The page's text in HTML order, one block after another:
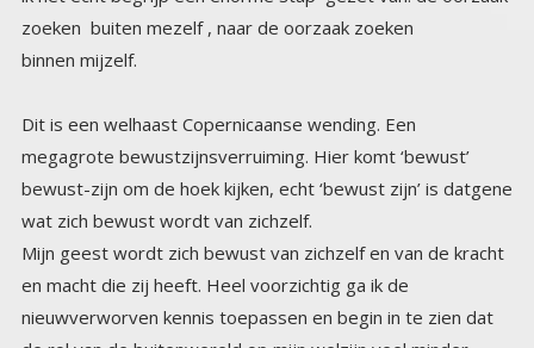
binnen mijzelf.
Dit is een welhaast Copernicaanse wending. Een
megagrote bewustzijnsverruiming. Hier komt ‘bewust’
bewust-zijn om de hoek kijken, echt ‘bewust zijn’ is datgene
wat zich bewust wordt van zichzelf.
Mijn geest wordt zich bewust van zichzelf en van de kracht
en macht die zij heeft. Heel voorzichtig ga ik de
nieuwverworven kennis toepassen en begin in te zien dat
de rol van de buitenwereld op mijn welzijn veel minder
groot is dan ik aanvankelijk dacht. Ik wend me dan ook
steeds vaker af van deze buitenwereld voor afleiding, doe
mijn tv de deur uit, en keer me vaker naar binnen. Ik
mediteer regelmatig. Op het moment dat ik ziek wordt, ga
ik naast het kijken naar eventuele oorzaken van buiten
(heerst er een griepepidemie?) vrij snel op onderzoek in
mijzelf. Wat in mij veroorzaakt deze ziekte? Ik vind alle
materiele zaken die ik voorheen genezende of gezondheid-
brengende kracht toedichtte, minder belangrijk. Ik word
me steeds bewuster van de invloed van immateriële zaken
zoals mijn gedachten, emoties, vastzittende patronen,
oude onopgeruimde zaken etc etc op mijn gezondheid. Ik
span me in om mijn geest te zuiveren zodat mijn lichaam
daarvan de vruchten mag plukken. Maar op dat moment zie
ik ziekte nog wel als een ‘ongewenste’ situatie, die ik wil
‘oplossen’. Dus ik ga in mezelf aan de slag. In deze zelfde
fase, die in mijn geval een aantal jaren duurt word ik me
langzamerhand ook bewust van mijn houding naar de
wereld, ik zie in dat strijden en posities innemen, niet leidt
tot bewustzijn, noch van mij, noch van anderen. Ik trek me
steeds meer terug uit die arena. Ik besef ook dat alles wat
ik tot mij neem in woord en beeld ook ‘voeding’ is en dat
beide zowel fysieke als non-fysieke voeding even belangrijk
zijn en evenveel impact hebben op je lichaam alsook op je